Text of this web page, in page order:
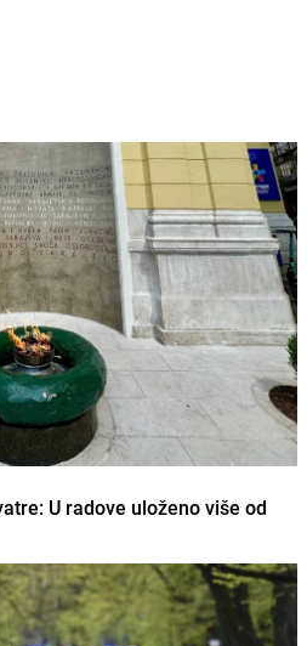
U radove uloženo više od